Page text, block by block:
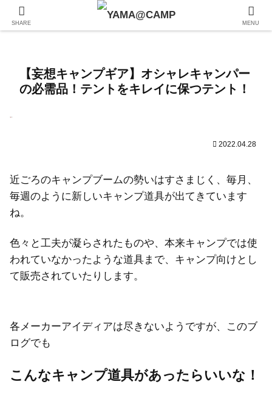
【妄想キャンプギア】オシャレキャンパー
の必需品！テントをキレイに保つテント！
2022.04.28
近ごろのキャンプブームの勢いはすさまじく、毎月、
毎週のように新しいキャンプ道具が出てきています
ね。
色々と工夫が凝らされたものや、本来キャンプでは使
われていなかったような道具まで、キャンプ向けとし
て販売されていたりします。
各メーカーアイディアは尽きないようですが、このブ
ログでも
こんなキャンプ道具があったらいいな！
SHARE MENU